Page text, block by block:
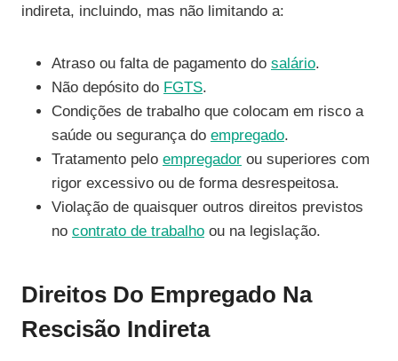
indireta, incluindo, mas não limitando a:
Atraso ou falta de pagamento do salário.
Não depósito do FGTS.
Condições de trabalho que colocam em risco a
saúde ou segurança do empregado.
Tratamento pelo empregador ou superiores com
rigor excessivo ou de forma desrespeitosa.
Violação de quaisquer outros direitos previstos
no contrato de trabalho ou na legislação.
Direitos Do Empregado Na
Rescisão Indireta